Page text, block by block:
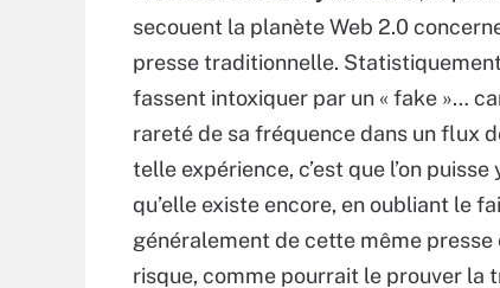
secouent la planète Web 2.0
presse traditionnelle.
fassent intoxiquer par un « fake »…
rareté de sa fréquence dans un flux
telle expérience, c’est que l’on
qu’elle existe encore, en oubliant le
généralement de cette même presse
risque, comme pourrait le prouver la